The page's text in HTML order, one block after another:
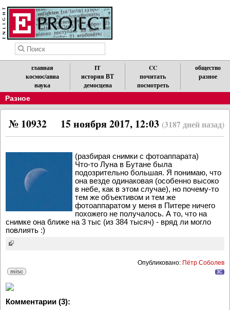
главная
космос/авиа
наука
IT
история ВТ
демосцена
CC
почитать
посмотреть
общество
разное
Разное
15 ноября 2017, 12:03 (3187 дней назад)
№ 10932
(разбирая снимки с фотоаппарата)
Что-то Луна в Бутане была
подозрительно большая. Я понимаю, что
она везде одинаковая (особенно высоко
в небе, как в этом случае), но почему-то
тем же объективом и тем же
фотоаппаратом у меня в Питере ничего
похожего не получалось. А то, что на
снимке она ближе на 3 тыс (из 384 тысяч) - вряд ли могло
повлиять :)
Опубликовано: Пётр Соболев
misc 3C
Комментарии (3):